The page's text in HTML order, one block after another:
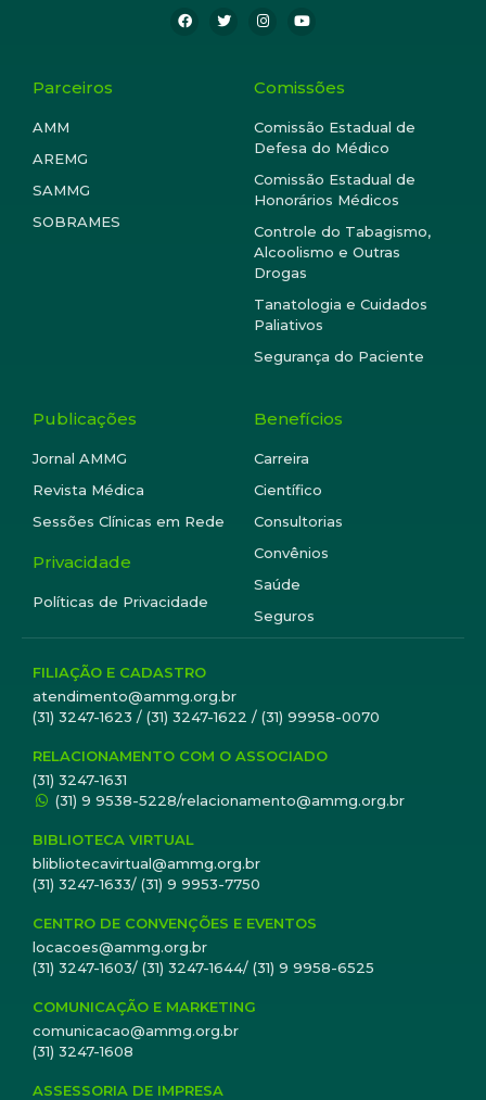
Parceiros
AMM
AREMG
SAMMG
SOBRAMES
Comissões
Comissão Estadual de
Defesa do Médico
Comissão Estadual de
Honorários Médicos
Controle do Tabagismo,
Alcoolismo e Outras
Drogas
Tanatologia e Cuidados
Paliativos
Segurança do Paciente
Publicações
Jornal AMMG
Revista Médica
Sessões Clínicas em Rede
Privacidade
Políticas de Privacidade
Benefícios
Carreira
Científico
Consultorias
Convênios
Saúde
Seguros
FILIAÇÃO E CADASTRO
atendimento@ammg.org.br
(31) 3247-1623 / (31) 3247-1622 / (31) 99958-0070
RELACIONAMENTO COM O ASSOCIADO
(31) 3247-1631
(31) 9 9538-5228/relacionamento@ammg.org.br
BIBLIOTECA VIRTUAL
blibliotecavirtual@ammg.org.br
(31) 3247-1633/ (31) 9 9953-7750
CENTRO DE CONVENÇÕES E EVENTOS
locacoes@ammg.org.br
(31) 3247-1603/ (31) 3247-1644/ (31) 9 9958-6525
COMUNICAÇÃO E MARKETING
comunicacao@ammg.org.br
(31) 3247-1608
ASSESSORIA DE IMPRESA